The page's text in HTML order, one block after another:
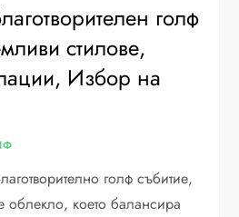
голф
стилове,
Избор на
голф събитие,
облекло, което балансира